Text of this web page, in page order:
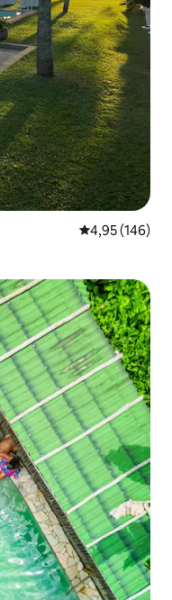
4,95 de uma
4,95 (146)